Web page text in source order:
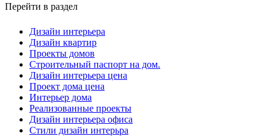
Перейти в раздел
Дизайн интерьера
Дизайн квартир
Проекты домов
Строительный паспорт на дом.
Дизайн интерьера цена
Проект дома цена
Интерьер дома
Реализованные проекты
Дизайн интерьера офиса
Cтили дизайн интерьра